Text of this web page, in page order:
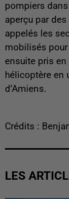
pompiers
aperçu par
appelés les
mobilisés pour
ensuite pris
hélicoptère en
d’Amiens.
Crédits :
LES